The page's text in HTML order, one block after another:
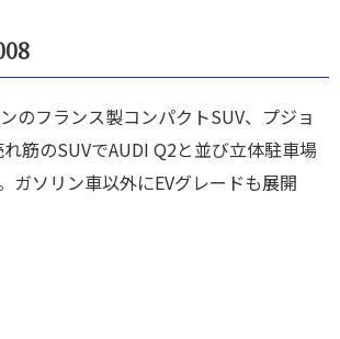
のフランス製コンパクトSUV、プジョ
筋のSUVでAUDI Q2と並び立体駐車場
ガソリン車以外にEVグレードも展開